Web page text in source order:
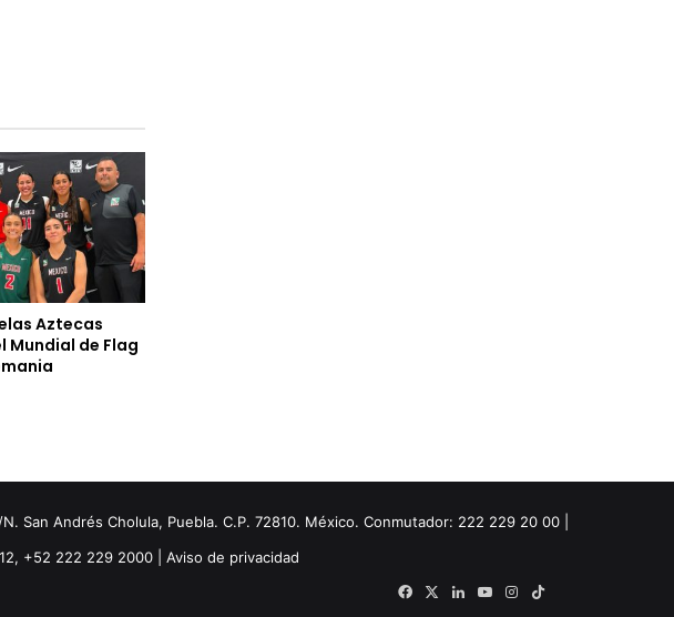
Aztecas
Mundial de Flag
San Andrés Cholula, Puebla. C.P. 72810. México. Conmutador: 222 229 20 00 |
+52 222 229 2000 | Aviso de privacidad
Facebook
X LinkedInYouTubeInstagram
TikTok